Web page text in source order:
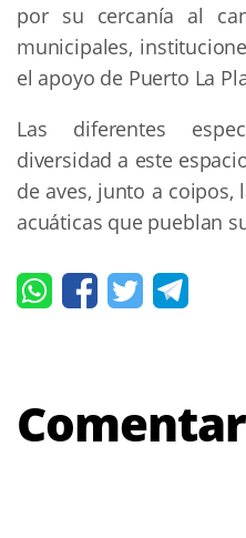
por su cercanía al
municipales,
el apoyo de Puerto La
Las diferentes
diversidad a este
de aves, junto a coipos,
acuáticas que pueblan